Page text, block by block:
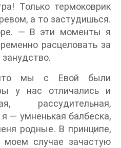
Только термоковрик
а то застудишься.
— В эти моменты я
расцеловать за
мы с Евой были
у нас отличались и
рассудительная,
— умненькая балбеска,
родные. В принципе,
случае зачастую